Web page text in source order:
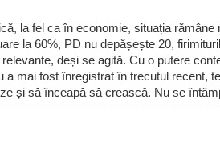
la fel ca în economie, situația
la 60%, PD nu depășește 20,
deși se agită. Cu o putere
a mai fost înregistrat în trecutul recent,
și să înceapă să crească. Nu se